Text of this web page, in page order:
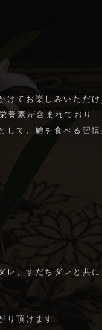
けてお楽しみいただけ
養素が含まれており
して、鱧を食べる習慣
、すだちダレと共
り頂けます